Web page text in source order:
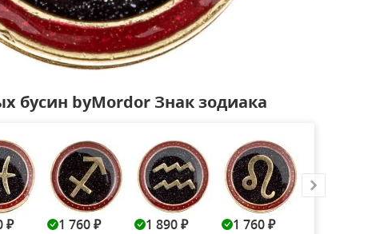
бусин byMordor Знак зодиака
₽ 1 760 ₽ 1 890 ₽ 1 760 ₽